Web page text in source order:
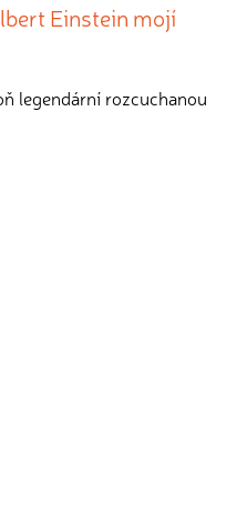
Einstein mojí
legendární rozcuchanou